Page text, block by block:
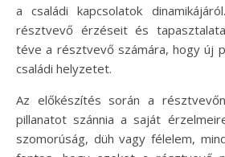
a családi kapcsolatok
résztvevő érzéseit és
téve a résztvevő számára, hogy új
családi helyzetet.
Az előkészítés során a
pillanatot szánnia a saját
szomorúság, düh vagy félelem,